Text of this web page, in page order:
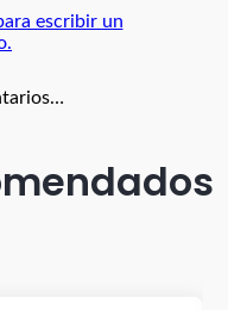
escribir un